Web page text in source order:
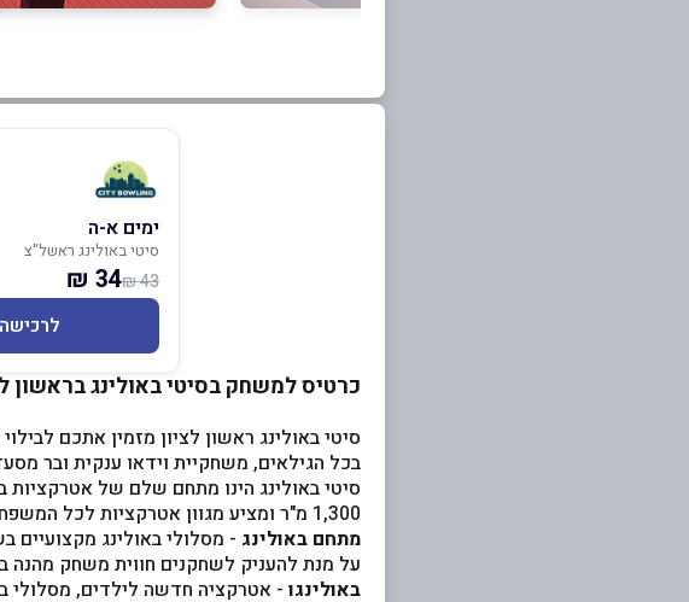
ימים א-ה
סיטי באולינג ראשל"צ
43 ₪
34 ₪
לרכישה
כרטיס למשחק בסיטי באולינג בראשון
סיטי באולינג ראשון לציון מזמין אתכם
בכל הגילאים, משחקיית וידאו ענקית ובר
סיטי באולינג הינו מתחם שלם של
1,300 מ"ר ומציע מגוון אטרקציות לכל המשפחה.
מתחם באולינג - מסלולי באולינג מקצועיים
על מנת להעניק לשחקנים חווית משחק מהנה
באולינגו